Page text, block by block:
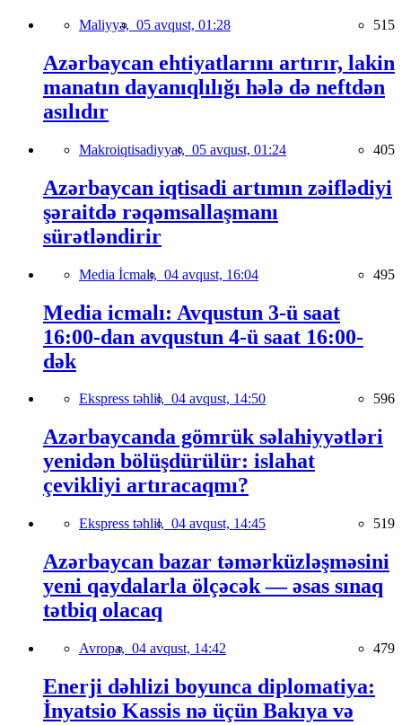
Maliyyə, 05 avqust, 01:28 515
Azərbaycan ehtiyatlarını artırır, lakin
manatın dayanıqlılığı hələ də neftdən
asılıdır
Makroiqtisadiyyat, 05 avqust, 01:24 405
Azərbaycan iqtisadi artımın zəiflədiyi
şəraitdə rəqəmsallaşmanı
sürətləndirir
Media İcmalı, 04 avqust, 16:04 495
Media icmalı: Avqustun 3-ü saat
16:00-dan avqustun 4-ü saat 16:00-
dək
Ekspress təhlil, 04 avqust, 14:50 596
Azərbaycanda gömrük səlahiyyətləri
yenidən bölüşdürülür: islahat
çevikliyi artıracaqmı?
Ekspress təhlil, 04 avqust, 14:45 519
Azərbaycan bazar təmərküzləşməsini
yeni qaydalarla ölçəcək — əsas sınaq
tətbiq olacaq
Avropa, 04 avqust, 14:42 479
Enerji dəhlizi boyunca diplomatiya:
İnyatsio Kassis nə üçün Bakıya və